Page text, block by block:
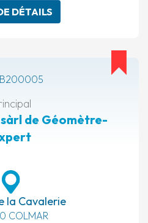
DÉTAILS
de Géomètre-
la Cavalerie
COLMAR